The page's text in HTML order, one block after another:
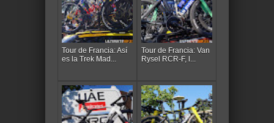
Tour de Francia: Así
es la Trek Mad...
Tour de Francia: Van
Rysel RCR-F, l...